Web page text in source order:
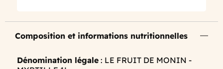
Composition et informations nutritionnelles
Dénomination légale : LE FRUIT DE MONIN -